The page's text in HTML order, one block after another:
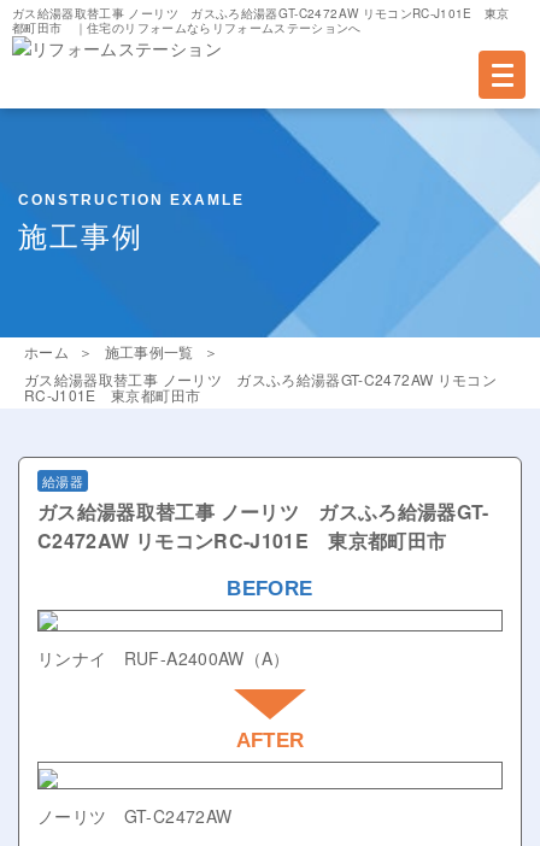
ガス給湯器取替工事 ノーリツ ガスふろ給湯器GT-C2472AW リモコンRC-J101E 東京
都町田市 ｜住宅のリフォームならリフォームステーションへ
CONSTRUCTION EXAMLE
施工事例
ホーム
施工事例一覧
ガス給湯器取替工事 ノーリツ ガスふろ給湯器GT-C2472AW リモコン
RC-J101E 東京都町田市
給湯器
ガス給湯器取替工事 ノーリツ ガスふろ給湯器GT-
C2472AW リモコンRC-J101E 東京都町田市
BEFORE
リンナイ RUF-A2400AW（A）
AFTER
ノーリツ GT-C2472AW